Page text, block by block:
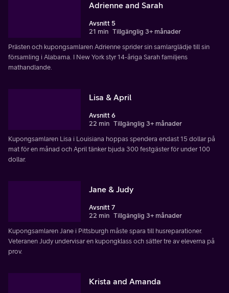
Adrienne and Sarah
Avsnitt 5
21 min Tillgänglig 3+ månader
Prästen och kupongsamlaren Adrienne sprider sin samlarglädje till sin
församling i Alabama. I New York styr 14-åriga Sarah familjens
mathandlande.
Lisa & April
Avsnitt 6
22 min Tillgänglig 3+ månader
Kupongsamlaren Lisa i Louisiana hoppas spendera endast 15 dollar på
mat för en månad och April tänker bjuda 300 festgäster för under 100
dollar.
Jane & Judy
Avsnitt 7
22 min Tillgänglig 3+ månader
Kupongsamlaren Jane i Pittsburgh måste spara till husreparationer.
Veteranen Judy undervisar en kupongklass och sätter tre av eleverna på
prov.
Krista and Amanda